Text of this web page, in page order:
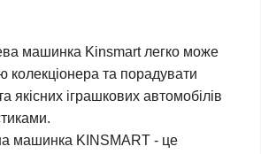
машинка Kinsmart легко може
колекціонера та порадувати
якісних іграшкових автомобілів
машинка KINSMART - це